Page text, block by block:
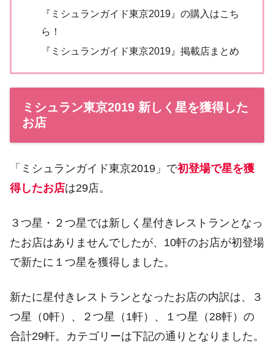
『ミシュランガイド東京2019』の購入はこち
ら！
『ミシュランガイド東京2019』掲載店まとめ
ミシュラン東京2019 新しく星を獲得した
お店
「ミシュランガイド東京2019」で初登場で星を獲
得したお店は29店。
３つ星・２つ星では新しく星付きレストランとなっ
たお店はありませんでしたが、10軒のお店が初登場
で新たに１つ星を獲得しました。
新たに星付きレストランとなったお店の内訳は、３
つ星（0軒）、２つ星（1軒）、１つ星（28軒）の
合計29軒。カテゴリーは下記の通りとなりました。